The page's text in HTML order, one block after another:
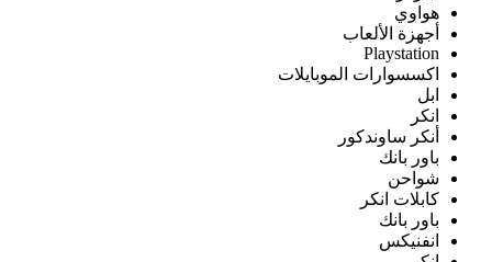
هواوي
أجهزة الألعاب
Playstation
اكسسوارات الموبايلات
ابل
انكر
أنكر ساوندكور
باور بانك
شواحن
كابلات انكر
باور بانك
انفنيكس